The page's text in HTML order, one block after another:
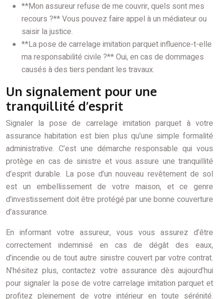
**Mon assureur refuse de me couvrir, quels sont mes
recours ?** Vous pouvez faire appel à un médiateur ou
saisir la justice.
**La pose de carrelage imitation parquet influence-t-elle
ma responsabilité civile ?** Oui, en cas de dommages
causés à des tiers pendant les travaux.
Un signalement pour une
tranquillité d’esprit
Signaler la pose de carrelage imitation parquet à votre
assurance habitation est bien plus qu’une simple formalité
administrative. C’est une démarche responsable qui vous
protège en cas de sinistre et vous assure une tranquillité
d’esprit durable. La pose d’un nouveau revêtement de sol
est un embellissement de votre maison, et ce genre
d’investissement doit être protégé par une bonne couverture
d’assurance.
En informant votre assureur, vous vous assurez d’être
correctement indemnisé en cas de dégât des eaux,
d’incendie ou de tout autre sinistre couvert par votre contrat.
N’hésitez plus, contactez votre assurance dès aujourd’hui
pour signaler la pose de votre carrelage imitation parquet et
profitez pleinement de votre intérieur en toute sérénité.